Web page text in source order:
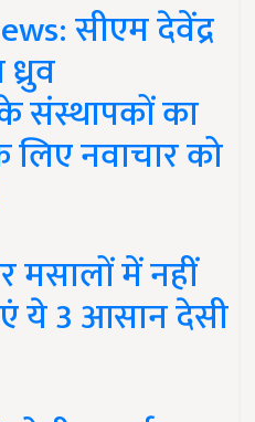
सीएम देवेंद्र
संस्थापकों का
लिए नवाचार को
मसालों में नहीं
ये 3 आसान देसी